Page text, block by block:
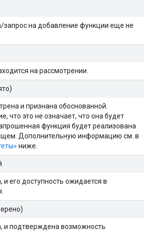
на добавление функции еще не
на рассмотрении.
и признана обоснованной.
что это не означает, что она будет
функция будет реализована
Дополнительную информацию см. в
ниже.
его доступность ожидается в
и подтверждена возможность